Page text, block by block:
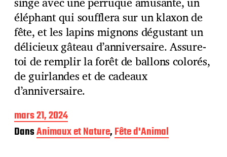
éléphant qui soufflera sur un klaxon de
fête, et les lapins mignons dégustant un
délicieux gâteau d’anniversaire. Assure-
toi de remplir la forêt de ballons colorés,
de guirlandes et de cadeaux
d’anniversaire.
D
a
t
mars 21, 2024
DansAnimaux et Nature,Fête d'Animal